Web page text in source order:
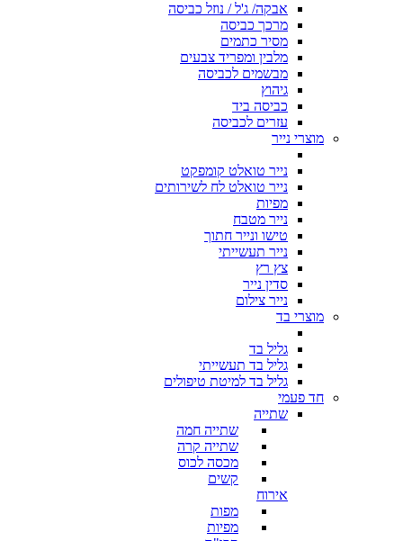
אבקה/ ג'ל / נוזל כביסה
מרכך כביסה
מסיר כתמים
מלבין ומפריד צבעים
מבשמים לכביסה
גיהוץ
כביסה ביד
עזרים לכביסה
מוצרי נייר
נייר טואלט קומפקט
נייר טואלט לח לשירותים
מפיות
נייר מטבח
טישו ונייר חתוך
נייר תעשייתי
צץ רץ
סדין נייר
נייר צילום
מוצרי בד
גליל בד
גליל בד תעשייתי
גליל בד למיטת טיפולים
חד פעמי
שתייה
שתייה חמה
שתייה קרה
מכסה לכוס
קשים
אירוח
מפות
מפיות